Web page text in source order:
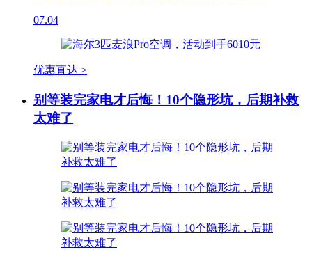
07.04
优惠直达 >
别等装完家电才后悔！10个隐形坑，后期补救
太难了